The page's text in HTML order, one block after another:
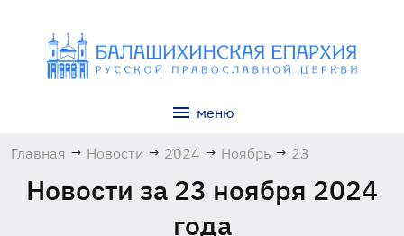
меню
Главная → Новости → 2024 → Ноябрь → 23
Новости за 23 ноября 2024
года